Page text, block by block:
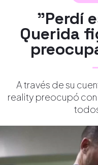
"Perdí
Querida
A través de su
reality preocupó